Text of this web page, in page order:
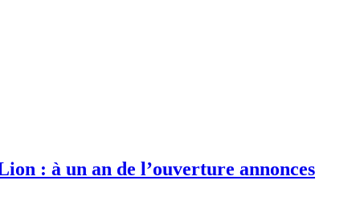
: à un an de l’ouverture annonces